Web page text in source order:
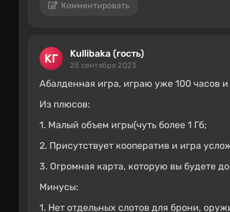
Комментировать
Kullibaka (гость)
25 сентября 2023
Абалденная игра, играю уже 100 часов
Из плюсов:
1. Малый объем игры(чуть более 1 Гб;
2. Присутствует кооператив и игра
3. Огромная карта, которую вы будете
Минусы:
1. Нет отдельных слотов для брони,